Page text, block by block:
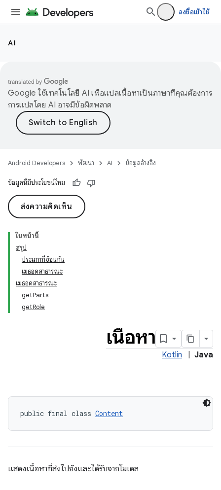
ลงชื่อเข้าใช้
AI
Google ใช้เทคโนโลยี AI เพื่อแปลเนื้อหาเป็นภาษาที่คุณต้องการ
การแปลโดย AI อาจมีข้อผิดพลาด
Android Developers พัฒนา AI ข้อมูลอ้างอิง
ข้อมูลนี้มีประโยชน์ไหม
ส่งความคิดเห็น
ในหน้านี้
สรุป
ประเภทที่ซ้อนกัน
เมธอดสาธารณะ
เมธอดสาธารณะ
getParts
getRole
เนื้อหา
Kotlin Java
public final class Content
แสดงเนื้อหาที่ส่งไปยังและได้รับจากโมเดล